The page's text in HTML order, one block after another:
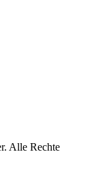
Alle Rechte